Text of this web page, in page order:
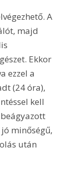
A
majd
Ekkor
ezzel a
(24 óra),
kell
minőségű,
után